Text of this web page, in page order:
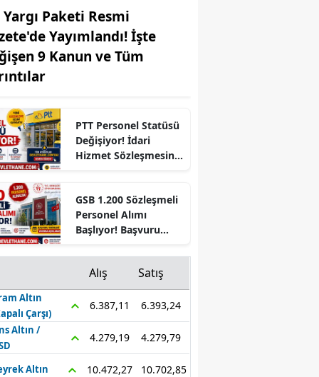
Erzurum
Eskişehir
Gaziantep
Gümüşhane
Hakkari
Isparta
İstanbul
İzmir
Kastamonu
Yargı Paketi Resmi
Yayımlandı! İşte
9 Kanun ve Tüm
PTT Personel Statüsü
Değişiyor! İdari
Hizmet Sözleşmesine
GSB 1.200 Sözleşmeli
Personel Alımı
Başlıyor! Başvuru
Açıklandı
Alış Satış
Altın
Çarşı)
6.387,11 6.393,24
Altın /
4.279,19 4.279,79
Altın 10.472,27 10.702,85